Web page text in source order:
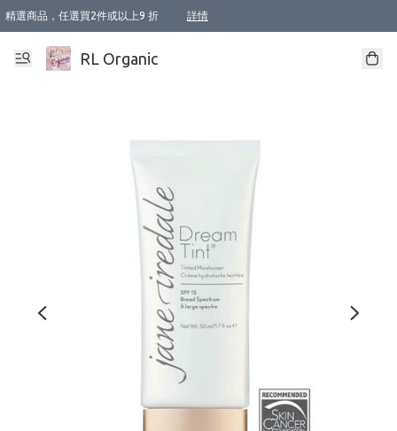
精選商品，任選買2件或以上9 折 詳情
XI周年優惠【新品自由選2件88折/3件85折】
XI周年優惠【Chakra 脈輪平衡自由選2件9折/3件85折/5件8折】
Florame 肌底自由選 2支9折 3支85折
XI周年優惠【蟲蟲退散 · 防衛結界﹞系列2件9折】
Sunki 任選2件95折
BIOFFICINA TOSCANA 任選2支9折 3支85折
Lamav 任選1件9折 2件85折
Mukti Organics 指定產品任選1件9折, 2件88折 3件85折
Intelligent Nutrients Skincare 任選2件9折
deodorant 任選2件88折
化妝品 任選2件95折
XI周年優惠【身心靈單品 任選2件9折/3件85折/5件8折】
XI周年優惠 【精油/香水 任選2件9折/3件85折/5件8折】
XI周年優惠【「關節到肌膚」全效養護 BODY OIL 組2件88折/3件85折】
XI周年優惠【夏日有機物理防曬套裝2件88折】
XI周年優惠【夏日潔面隨意選2件88折/3件85折】
XI周年優惠【逆齡奇蹟抗氧 11 自由選2件88折/3件85折/4件或以上8折】
新會員首次購物即享全單 95 折優惠！
成為VIP / VVIP 可享有生日月現金扣減獎賞優惠 !! 記得去賬户資料填上生日日期啦 !
選用順豐速運，滿$500 免運費
本地速遞 京東 送住宅/ 工商地址 $400 免運費
澳門訂單選用順豐速運，滿$800 免運費
RL Organic